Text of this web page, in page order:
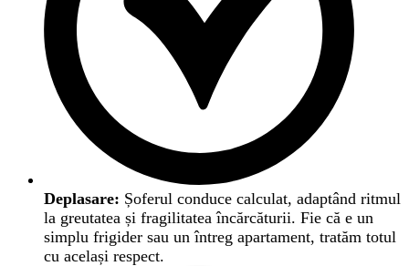
Deplasare: Șoferul conduce calculat, adaptând ritmul
la greutatea și fragilitatea încărcăturii. Fie că e un
simplu frigider sau un întreg apartament, tratăm totul
cu același respect.